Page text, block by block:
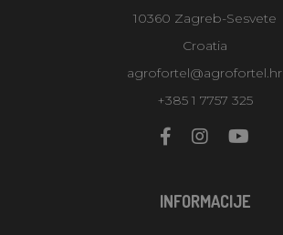
10360 Zagreb-Sesvete
Croatia
agrofortel@agrofortel.hr
+385 1 7757 325
INFORMACIJE